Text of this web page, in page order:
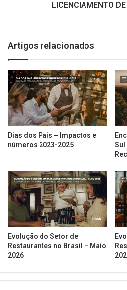
DE
PAULO
LICENCIAMENTO
Artigos relacionados
Dias dos Pais – Impactos e
números 2023-2025
Sul
Evolução do Setor de
Restaurantes no Brasil – Maio
2026